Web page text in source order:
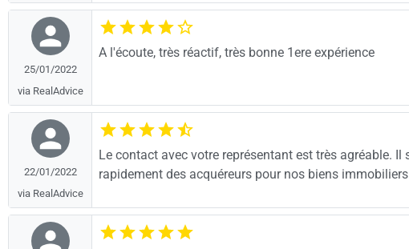
25/01/2022
via RealAdvice
A l'écoute, très réactif, très bonne 1ere expérience
22/01/2022
via RealAdvice
Le contact avec votre représentant est très agréable.
rapidement des acquéreurs pour nos biens